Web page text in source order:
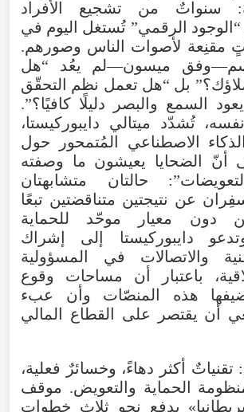
سنواتٌ من تشجيع الأفراد
الرقمي” تُستغل اليوم في
مقنِعة لأصوات الناس وصورهم.
ميسون—لم يعُد “هل
بل “هل تعمل نظم التحقّق
السمع والبصر دليلًا كافيًا؟”.
تُشدّد ميتالي دايبوركيستا،
الاصطناعي المُتمحور حول
أنّ الضحايا يعيشون ما وصفته
حالتان متشابهتان
عن نتيجتين متناقضتين تبعًا
دون معيار موحّد للحماية
دايبوركيستا إلى إشراك
والاتصالات في المسؤولية
باعتبار أن مساحات وقوع
هذه المنصّات وأن عبء
أن يقتصر على القطاع المالي
أكثر دهاءً، وخسائرٌ فعلية،
الحماية والتعويض. موقف
يدفع نحو ثلاث خطوات